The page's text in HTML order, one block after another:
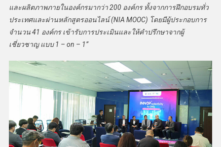
และผลิตภาพภายในองค์กรมากว่า 200 องค์กร ทั้งจากการฝึกอบรมทั่ว
ประเทศและผ่านหลักสูตรออนไลน์ (NIA MOOC) โดยมีผู้ประกอบการ
จำนวน 41 องค์กร เข้ารับการประเมินและให้คำปรึกษาจากผู้
เชี่ยวชาญ แบบ 1 – on – 1”